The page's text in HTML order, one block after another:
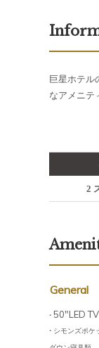
I
巨星ホテル
なアメニテ
2
A
General
·50"LED TV
· シモンズポケ